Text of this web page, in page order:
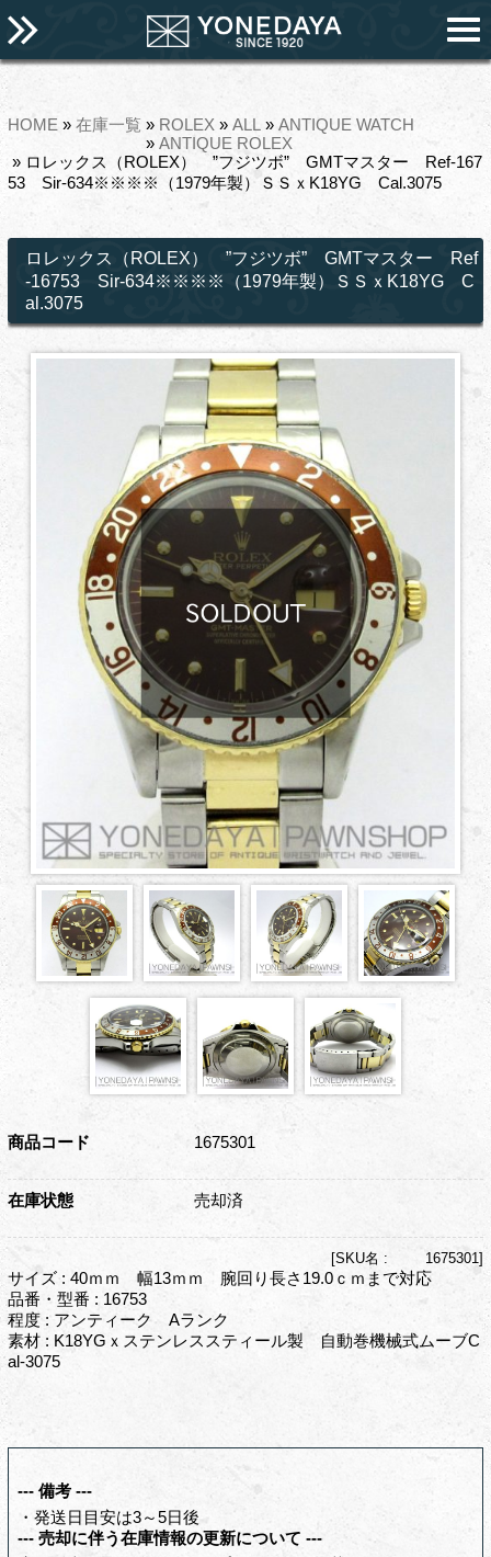
HOME » 在庫一覧 » ROLEX » ALL » ANTIQUE WATCH
» ANTIQUE ROLEX
» ロレックス（ROLEX） ”フジツボ” GMTマスター Ref-167
53 Sir-634※※※※（1979年製）ＳＳｘK18YG Cal.3075
ロレックス（ROLEX） ”フジツボ” GMTマスター Ref
-16753 Sir-634※※※※（1979年製）ＳＳｘK18YG C
al.3075
商品コード 1675301
在庫状態 売却済
[SKU名 : 1675301]
サイズ : 40ｍｍ 幅13ｍｍ 腕回り長さ19.0ｃｍまで対応
品番・型番 : 16753
程度 : アンティーク Aランク
素材 : K18YGｘステンレススティール製 自動巻機械式ムーブC
al-3075
--- 備考 ---
・発送日目安は3～5日後
--- 売却に伴う在庫情報の更新について ---